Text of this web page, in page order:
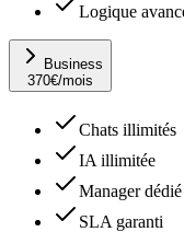
Logique
Business
370€/mois
Chats illimités
IA illimitée
Manager dédié
SLA garanti